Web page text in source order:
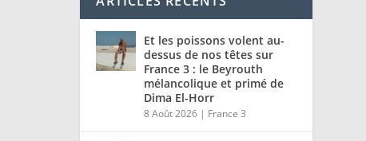
Et les poissons volent au-
dessus de nos têtes sur
France 3 : le Beyrouth
mélancolique et primé de
Dima El-Horr
8 Août 2026 | France 3